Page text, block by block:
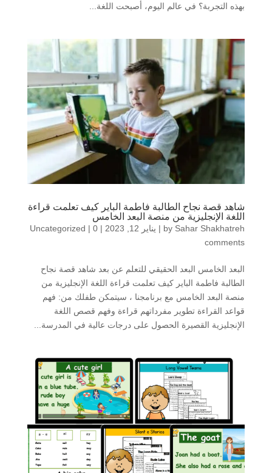
بهذه التجربة؟ في عالم اليوم، أصبحت اللغة...
شاهد قصة نجاح الطالبة فاطمة الباير كيف تعلمت قراءة
اللغة الإنجليزية من منصة البعد الخامس
by Sahar Shakhatreh
| يناير 12, 2023 |
Uncategorized |0
comments
البعد الخامس البعد الحقيقي للتعلم عن بعد شاهد قصة نجاح
الطالبة فاطمة الباير كيف تعلمت قراءة اللغة الإنجليزية من
منصة البعد الخامس مع برنامجنا ، سيتمكن طفلك من: فهم
قواعد القراءة تطوير مفرداتهم قراءة وفهم قصص اللغة
الإنجليزية القصيرة الحصول على درجات عالية في المدرسة...